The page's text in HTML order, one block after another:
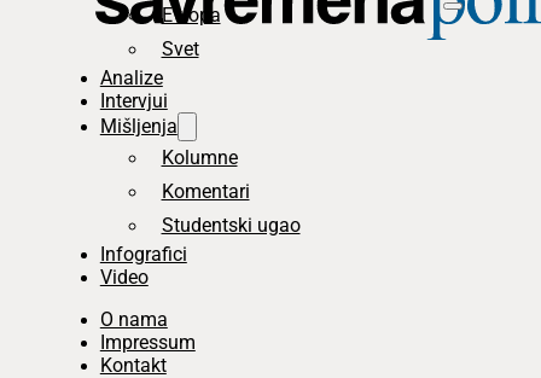
Evropa
Svet
Analize
Intervjui
Mišljenja
Kolumne
Komentari
Studentski ugao
Infografici
Video
O nama
Impressum
Kontakt